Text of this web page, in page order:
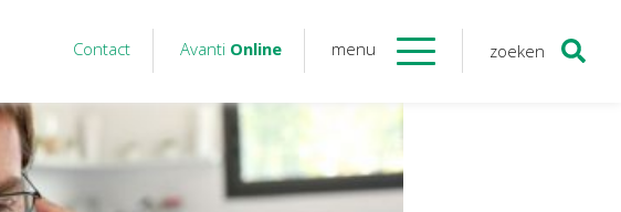
Contact Avanti Online menu zoeken
Contact
AvantiOnline